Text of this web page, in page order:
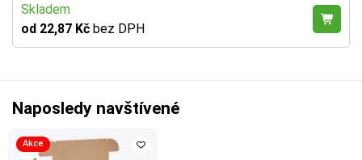
Skladem
od 22,87 Kč bez DPH
Naposledy navštívené
Akce